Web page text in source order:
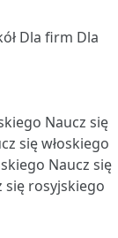
Dla firm Dla
Naucz się
się włoskiego
Naucz się
się rosyjskiego